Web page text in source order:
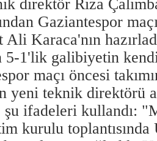
direktör Rıza
Gaziantespor
Karaca'nın
5-1'lik galibiyetin
maçı öncesi
yeni teknik direktörü
ifadeleri kullandı:
kurulu